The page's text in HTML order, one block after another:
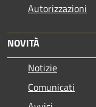
Autorizzazioni
NOVITÀ
Notizie
Comunicati